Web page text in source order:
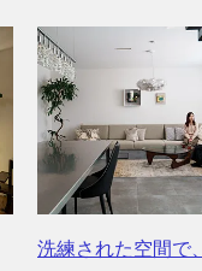
洗練された空間で、